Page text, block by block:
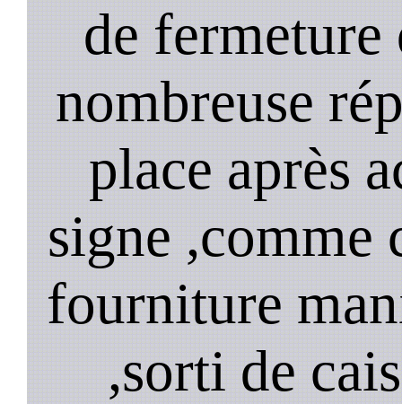
de
nombreuse
place après
signe ,comme
fourniture
,sorti de